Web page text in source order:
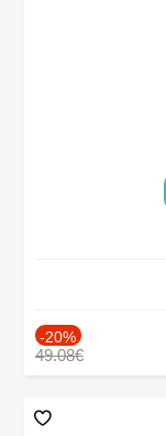
-20%
49.08€